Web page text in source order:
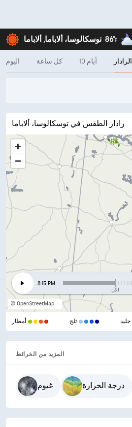
توسكالوسا، ألاباما, ألاباما 86°F
اليوم كل ساعة 10 أيام الرادار
رادار الطقس في توسكالوسا، ألاباما
8:15 PM
الآن
© OpenStreetMap
أمطار ثلج جليد
المزيد من الخرائط
غيوم درجة الحرارة